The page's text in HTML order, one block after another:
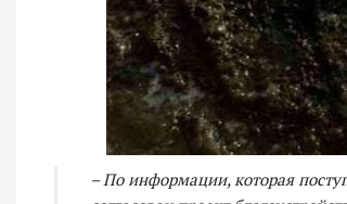
– По информации, которая